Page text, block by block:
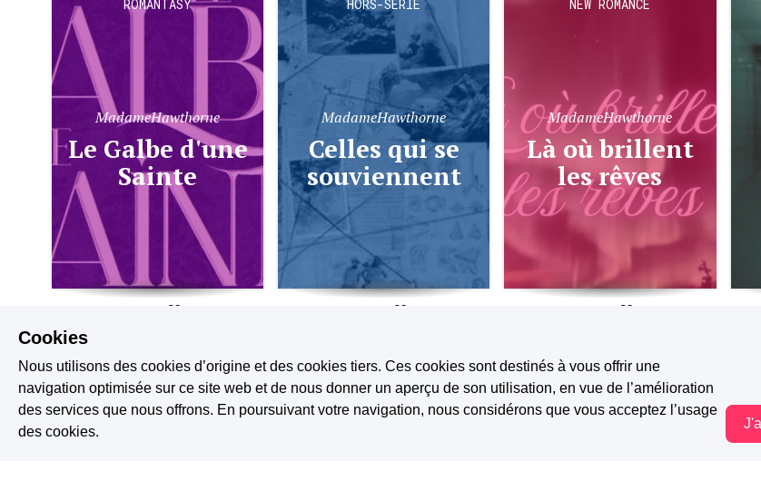
ROMANTASY
MadameHawthorne
Le Galbe d'une
Sainte
HORS-SÉRIE
MadameHawthorne
Celles qui se
souviennent
NEW ROMANCE
MadameHawthorne
Là où brillent
les rêves
Cookies
Nous utilisons des cookies d’origine et des cookies tiers. Ces cookies sont destinés à vous offrir une
navigation optimisée sur ce site web et de nous donner un aperçu de son utilisation, en vue de l’amélioration
des services que nous offrons. En poursuivant votre navigation, nous considérons que vous acceptez l’usage
des cookies.